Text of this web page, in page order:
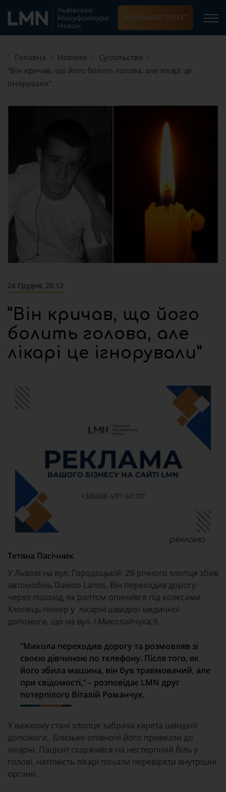
ПІДТРИМАТИ ПРОЕКТ
Головна Новини
Суспільство
“Він кричав, що його болить голова, але лікарі це
ігнорували”
24 Грудня, 20:12
“Він кричав, що його
болить голова, але
лікарі це ігнорували”
реклама
Тетяна Пасічник
У Львові на вул. Городоцькій 28-річного хлопця збив
автомобіль Dawoo Lanos. Він переходив дорогу
через пішохід, як раптом опинився під колесами.
Хлопець помер у лікарні швидкої медичної
допомоги, що на вул. І.Миколайчука,9.
“Микола переходив дорогу та розмовляв зі
своєю дівчиною по телефону. Після того, як
його збила машина, він був травмований, але
при свідомості,” – розповідає LMN друг
потерпілого Віталій Романчук.
У важкому стані хлопця забрала карета швидкої
допомоги. Близько опівночі його привезли до
лікарні. Пацієнт скаржився на нестерпний біль у
голові, натомість лікарі почали перевіряти внутрішні
органи.